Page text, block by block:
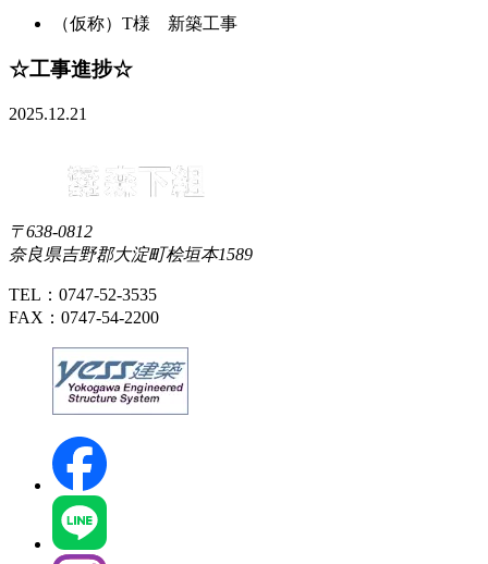
（仮称）T様 新築工事
☆工事進捗☆
2025.12.21
〒638-0812
奈良県吉野郡大淀町桧垣本1589
TEL：0747-52-3535
FAX：0747-54-2200